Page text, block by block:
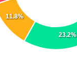
23.2%
11.8%